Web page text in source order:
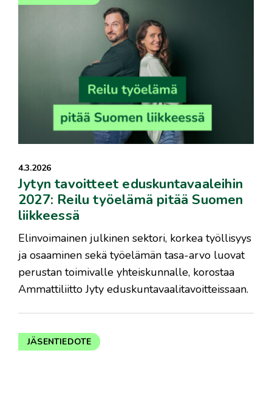
4.3.2026
Jytyn tavoitteet eduskuntavaaleihin
2027: Reilu työelämä pitää Suomen
liikkeessä
Elinvoimainen julkinen sektori, korkea työllisyys
ja osaaminen sekä työelämän tasa-arvo luovat
perustan toimivalle yhteiskunnalle, korostaa
Ammattiliitto Jyty eduskuntavaalitavoitteissaan.
JÄSENTIEDOTE